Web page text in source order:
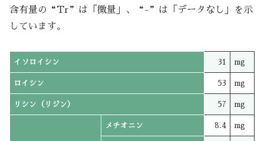
含有量の“Tr”は「微量」、“-”は「データなし」を示
しています。
イソロイシン 31 mg
ロイシン 53 mg
リシン（リジン） 57 mg
メチオニン 8.4 mg